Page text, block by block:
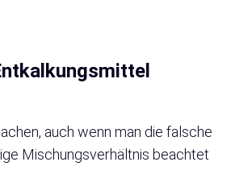
auch wenn man die falsche
Mischungsverhältnis beachtet